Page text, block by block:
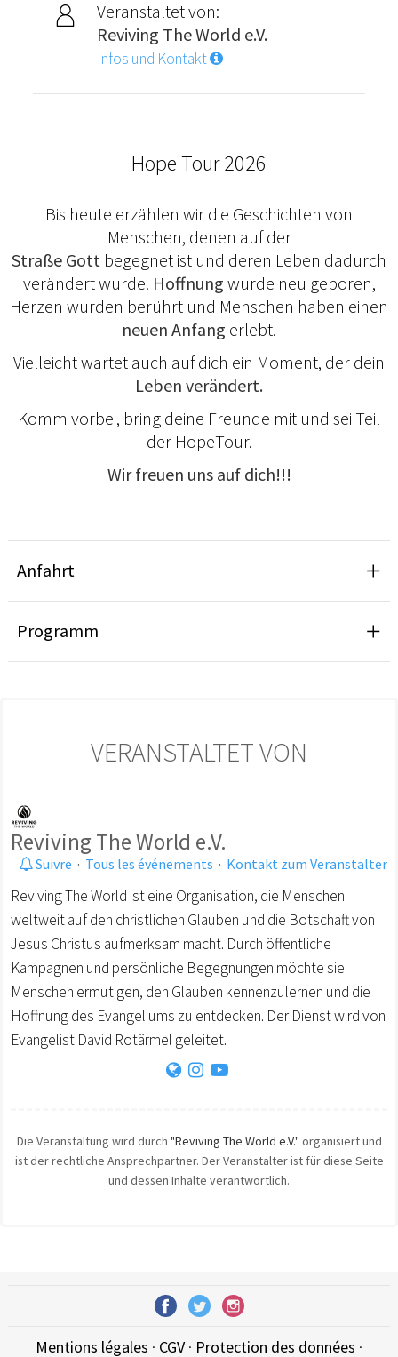
Veranstaltet von:
Reviving The World e.V.
Infos und Kontakt
Hope Tour 2026
Bis heute erzählen wir die Geschichten von
Menschen, denen auf der
Straße Gott begegnet ist und deren Leben dadurch
verändert wurde. Hoffnung wurde neu geboren,
Herzen wurden berührt und Menschen haben einen
neuen Anfang erlebt.
Vielleicht wartet auch auf dich ein Moment, der dein
Leben verändert.
Komm vorbei, bring deine Freunde mit und sei Teil
der HopeTour.
Wir freuen uns auf dich!!!
Anfahrt
Programm
VERANSTALTET VON
Reviving The World e.V.
Suivre · Tous les événements · Kontakt zum Veranstalter
Reviving The World ist eine Organisation, die Menschen
weltweit auf den christlichen Glauben und die Botschaft von
Jesus Christus aufmerksam macht. Durch öffentliche
Kampagnen und persönliche Begegnungen möchte sie
Menschen ermutigen, den Glauben kennenzulernen und die
Hoffnung des Evangeliums zu entdecken. Der Dienst wird von
Evangelist David Rotärmel geleitet.
Die Veranstaltung wird durch "Reviving The World e.V." organisiert und
ist der rechtliche Ansprechpartner. Der Veranstalter ist für diese Seite
und dessen Inhalte verantwortlich.
Mentions légales · CGV· Protection des données ·